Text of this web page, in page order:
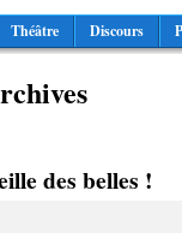
Théâtre Discours
des belles !